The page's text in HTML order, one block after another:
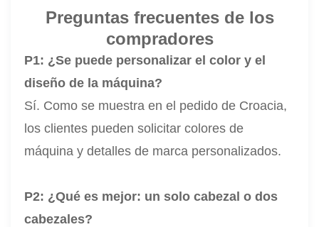
Preguntas frecuentes de los
compradores
P1: ¿Se puede personalizar el color y el
diseño de la máquina?
Sí. Como se muestra en el pedido de Croacia,
los clientes pueden solicitar colores de
máquina y detalles de marca personalizados.
P2: ¿Qué es mejor: un solo cabezal o dos
cabezales?